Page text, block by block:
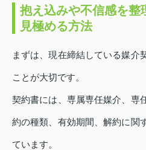
抱え込みや不信感を整
見極める方法
まずは、現在締結している媒介
ことが大切です。
契約書には、専属専任媒介、専
約の種類、有効期間、解約に関
ています。